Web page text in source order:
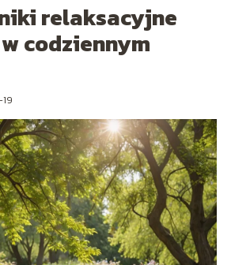
relaksacyjne
codziennym